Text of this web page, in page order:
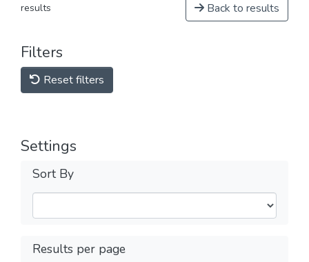
results Back to results
Filters
Reset filters
Settings
Sort By
Results per page